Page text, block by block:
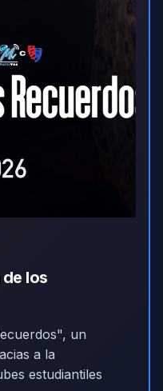
los
un
a la
estudiantiles